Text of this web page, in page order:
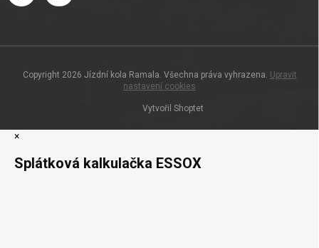
Vytvořil Shoptet
Copyright 2026 Jízdní kola Ramala. Všechna práva vyhrazena. Upravit
nastavení cookies
×
Splátková kalkulačka ESSOX